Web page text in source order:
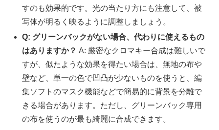
すのも効果的です。光の当たり方にも注意して、被
写体が明るく映るように調整しましょう。
Q: グリーンバックがない場合、代わりに使えるもの
はありますか？ A: 厳密なクロマキー合成は難しいで
すが、似たような効果を得たい場合は、無地の布や
壁など、単一の色で凹凸が少ないものを使うと、編
集ソフトのマスク機能などで簡易的に背景を分離で
きる場合があります。ただし、グリーンバック専用
の布を使うのが最も綺麗に合成できます。